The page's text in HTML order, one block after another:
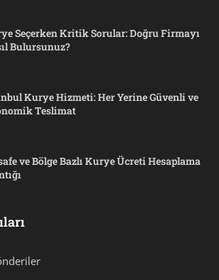
Seçerken Kritik Sorular: Doğru Firmayı
Bulursunuz?
Kurye Hizmeti: Her Yerine Güvenli ve
Teslimat
ve Bölge Bazlı Kurye Ücreti Hesaplama